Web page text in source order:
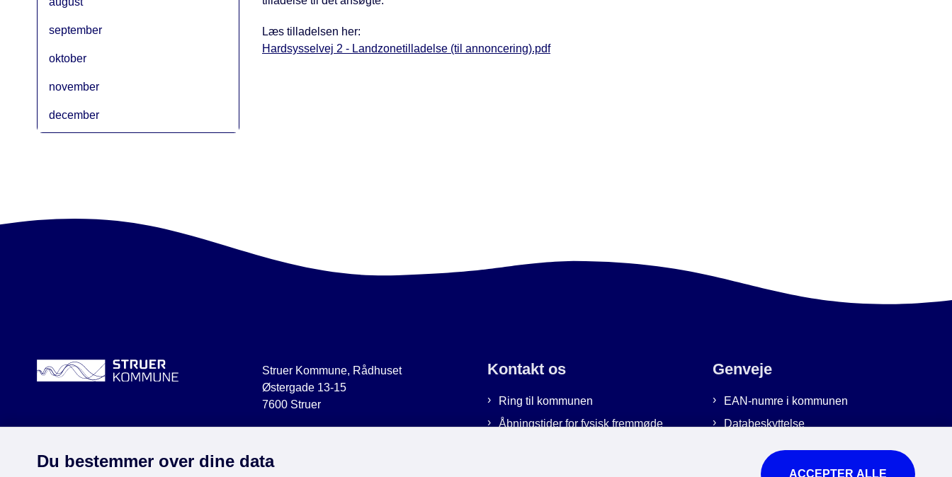
september
oktober
november
december
Læs tilladelsen her:
Hardsysselvej 2 - Landzonetilladelse (til annoncering).pdf
Struer Kommune, Rådhuset
Østergade 13-15
7600 Struer
Kontakt os
Ring til kommunen
Åbningstider for fysisk fremmøde
Genveje
EAN-numre i kommunen
Databeskyttelse
Tilgængelighedserklæring
Du bestemmer over dine data
ACCEPTER ALLE